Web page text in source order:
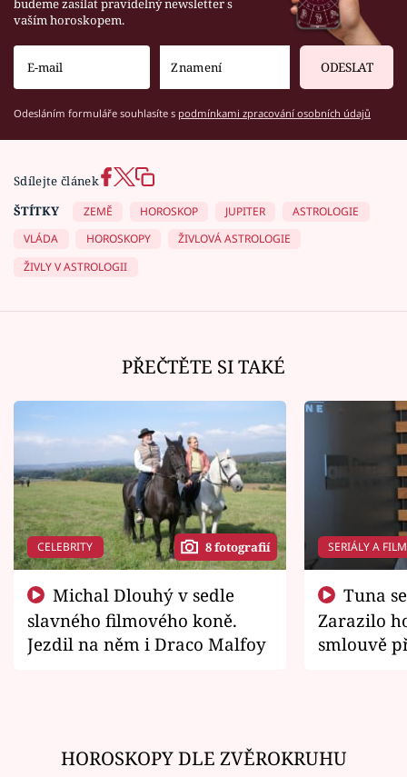
budeme zasílat pravidelný newsletter s
vaším horoskopem.
ODESLAT
Odesláním formuláře souhlasíte s podmínkami zpracování osobních údajů
Sdílejte článek
ŠTÍTKY
ZEMĚ HOROSKOP JUPITER
ASTROLOGIE
VLÁDA
HOROSKOPY
ŽIVLOVÁ ASTROLOGIE
ŽIVLY V ASTROLOGII
PŘEČTĚTE SI TAKÉ
CELEBRITY 8 fotografií
slavného filmového koně.
Jezdil na něm i Draco Malfoy
SERIÁLY A
Zarazilo
smlouvě
HOROSKOPY DLE ZVĚROKRUHU